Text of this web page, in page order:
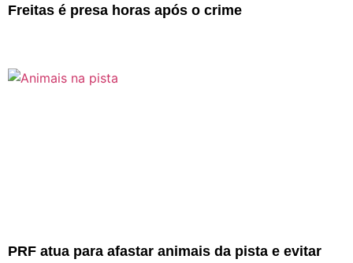
Freitas é presa horas após o crime
PRF atua para afastar animais da pista e evitar